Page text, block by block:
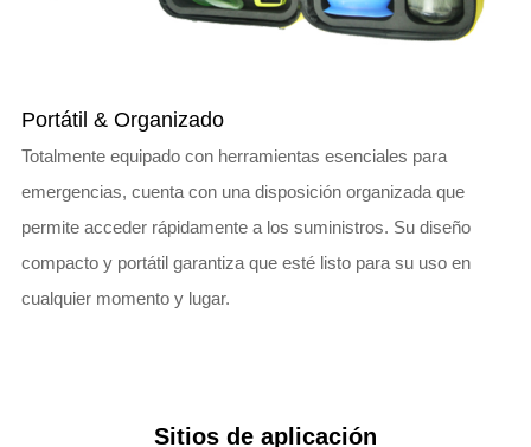
Portátil & Organizado
Totalmente equipado con herramientas esenciales para
emergencias, cuenta con una disposición organizada que
permite acceder rápidamente a los suministros. Su diseño
compacto y portátil garantiza que esté listo para su uso en
cualquier momento y lugar.
Sitios de aplicación